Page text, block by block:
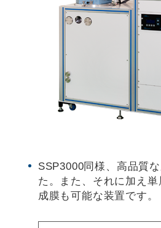
SSP3000同様、高品質
た。また、それに加え
成膜も可能な装置です。